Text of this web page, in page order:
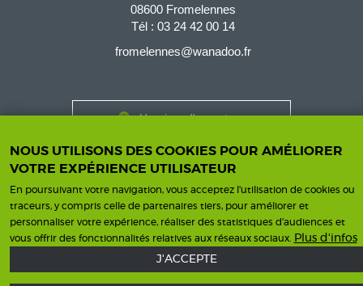
08600 Fromelennes
Tél : 03 24 42 00 14
fromelennes@wanadoo.fr
Horaires
Horaires d'ouverture
Nous contacter
Mentions légales Une création ISICS
NOUS UTILISONS DES COOKIES POUR AMÉLIORER
VOTRE EXPÉRIENCE UTILISATEUR
En poursuivant votre navigation, vous acceptez l'utilisation de cookies ou
traceurs, y compris celle de partenaires tiers, pour améliorer et
personnaliser votre expérience, réaliser des statistiques d’audiences et
vous offrir des fonctionnalités relatives aux réseaux sociaux.
Plus d'infos
J'ACCEPTE